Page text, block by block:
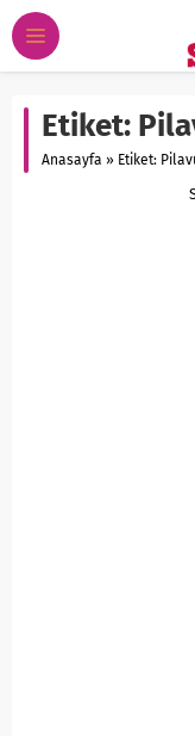
Etiket:
Anasayfa » Etiket: